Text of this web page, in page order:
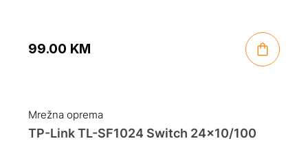
99.00 KM
Mrežna oprema
TP-Link TL-SF1024 Switch 24×10/100